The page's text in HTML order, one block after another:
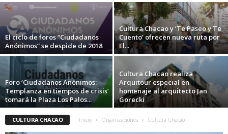
El ciclo de foros “Ciudadanos
Anónimos” se despide de 2018
Cultura Chacao y ‘Te Paseo y Te
Cuento’ ofrecen nueva ruta por
El...
Foro ‘Ciudadanos Anónimos:
Templanza en tiempos de crisis’
tomará la Plaza Los Palos...
Cultura Chacao realiza
Arquitour especial en
homenaje al arquitecto Jan
Gorecki
CULTURA CHACAO Inicio Organizaciones Cultura Chacao